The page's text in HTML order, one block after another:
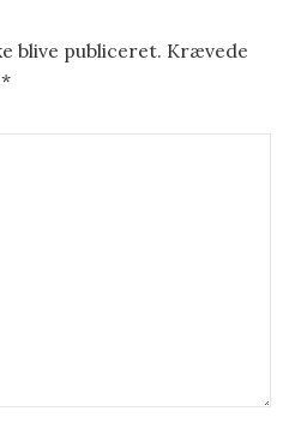
blive publiceret. Krævede
*